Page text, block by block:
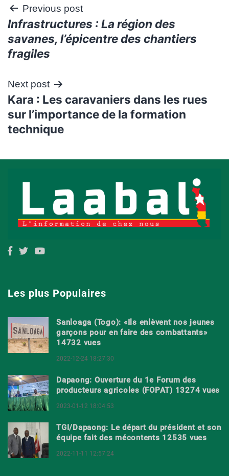
Navigation
de
l’article
Previous post
Infrastructures : La région des
savanes, l’épicentre des chantiers
fragiles
Next post
Kara : Les caravaniers dans les rues
sur l’importance de la formation
technique
Les plus Populaires
Sanloaga (Togo): «Ils enlèvent nos jeunes
garçons pour en faire des combattants»
14732 vues
2022-12-24 18:27:30
Dapaong: Ouverture du 1e Forum des
producteurs agricoles (FOPAT) 13274 vues
2023-01-12 18:04:53
TGI/Dapaong: Le départ du président et son
équipe fait des mécontents 12535 vues
2022-11-11 12:57:24